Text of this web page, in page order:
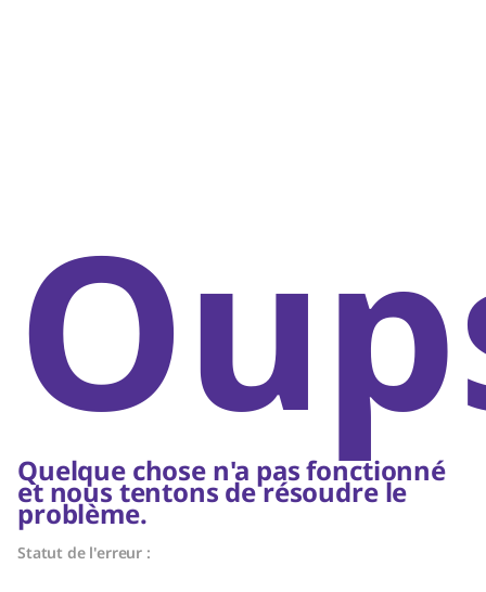
Quelque chose n'a pas fonctionné
et nous tentons de résoudre le
problème.
Statut de l'erreur :